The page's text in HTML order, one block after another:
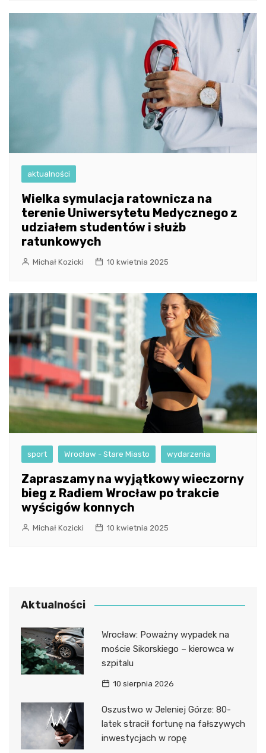
aktualności
Wielka symulacja ratownicza na
terenie Uniwersytetu Medycznego z
udziałem studentów i służb
ratunkowych
Michał Kozicki 10 kwietnia 2025
sport Wrocław - Stare Miasto wydarzenia
Zapraszamy na wyjątkowy wieczorny
bieg z Radiem Wrocław po trakcie
wyścigów konnych
Michał Kozicki 10 kwietnia 2025
Aktualności
Wrocław: Poważny wypadek na
moście Sikorskiego – kierowca w
szpitalu
10 sierpnia 2026
Oszustwo w Jeleniej Górze: 80-
latek stracił fortunę na fałszywych
inwestycjach w ropę